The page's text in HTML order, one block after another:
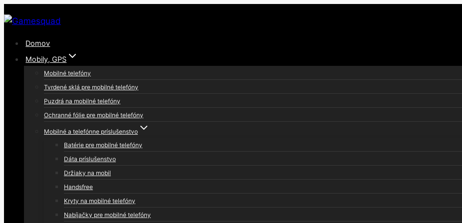
to
Domov
Mobily, GPS
Mobilné telefóny
Tvrdené sklá pre mobilné telefóny
Puzdrá na mobilné telefóny
Ochranné fólie pre mobilné telefóny
Mobilné a telefónne príslušenstvo
Batérie pre mobilné telefóny
Dáta príslušenstvo
Držiaky na mobil
Handsfree
Kryty na mobilné telefóny
Nabíjačky pre mobilné telefóny